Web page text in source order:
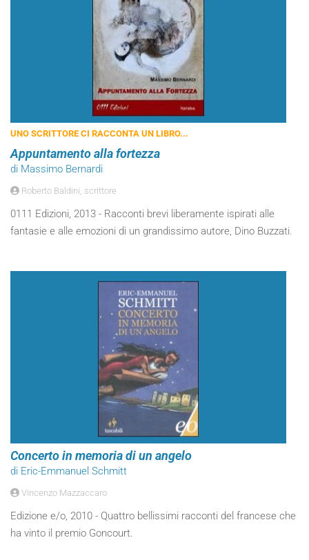
UNO SCRITTORE CI RACCONTA UN LIBRO...
Appuntamento alla fortezza
di Massimo Bernardi
Roberto Baldini, scrittore
0111 Edizioni, 2013 - Racconti brevi liberamente ispirati alle
fantasie e alle emozioni di un grandissimo autore, Dino Buzzati.
Concerto in memoria di un angelo
di Eric-Emmanuel Schmitt
Vincenzo Mazzaccaro
Edizione e/o, 2010 - Quattro bellissimi racconti del francese che
ha vinto il premio Goncourt.